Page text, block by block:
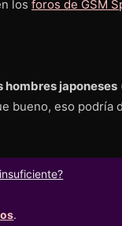
los foros de GSM
hombres japoneses
bueno, eso podría
.